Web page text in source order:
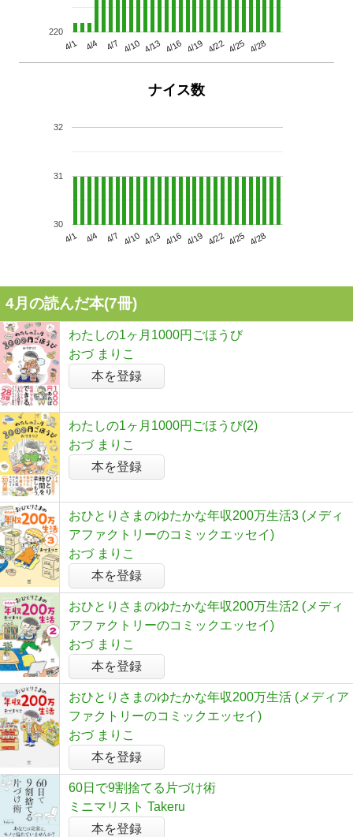
4/1 4/4 4/7 4/10 4/13 4/16 4/19 4/22 4/25 4/28
220
ナイス数
4/1 4/4 4/7 4/10 4/13 4/16 4/19 4/22 4/25 4/28
30
31
32
4月の読んだ本(7冊)
わたしの1ヶ月1000円ごほうび
おづ まりこ
本を登録
わたしの1ヶ月1000円ごほうび(2)
おづ まりこ
本を登録
おひとりさまのゆたかな年収200万生活3 (メディ
アファクトリーのコミックエッセイ)
おづ まりこ
本を登録
おひとりさまのゆたかな年収200万生活2 (メディ
アファクトリーのコミックエッセイ)
おづ まりこ
本を登録
おひとりさまのゆたかな年収200万生活 (メディア
ファクトリーのコミックエッセイ)
おづ まりこ
本を登録
60日で9割捨てる片づけ術
ミニマリスト Takeru
本を登録